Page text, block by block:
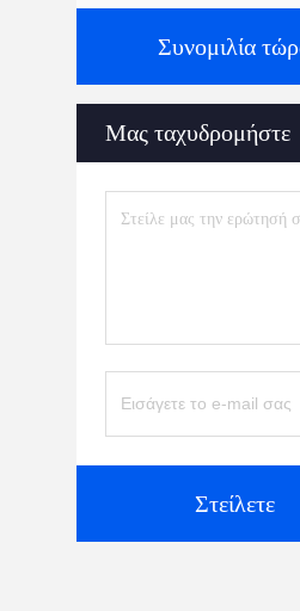
Συνομιλία
Μας ταχυδρομήστε
Στείλετε